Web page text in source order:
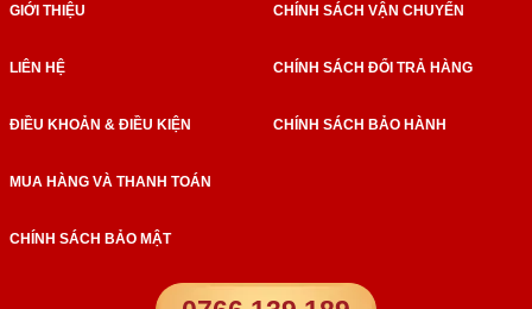
GIỚI THIỆU
LIÊN HỆ
ĐIỀU KHOẢN & ĐIỀU KIỆN
MUA HÀNG VÀ THANH TOÁN
CHÍNH SÁCH BẢO MẬT
CHÍNH SÁCH VẬN CHUYỂN
CHÍNH SÁCH ĐỔI TRẢ HÀNG
CHÍNH SÁCH BẢO HÀNH